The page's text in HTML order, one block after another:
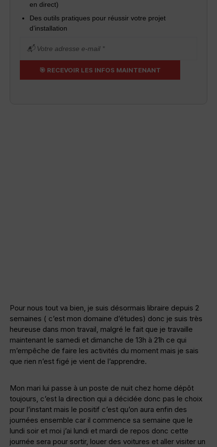
en direct)
Des outils pratiques pour réussir votre projet
d’installation
Pour nous tout va bien, je suis désormais libraire depuis 2
semaines ( c’est mon domaine d’études) donc je suis très
heureuse dans mon travail, malgré le fait que je travaille
maintenant le samedi et dimanche de 13h à 21h ce qui
m’empêche de faire les activités du moment mais je sais
que rien n’est figé je vient de l’apprendre.
Mon mari lui passe à un poste de nuit chez home dépôt
toujours, c’est la direction qui a décidée donc pas le choix
pour l’instant mais le positif c’est qu’on aura enfin des
journées ensemble car il commence sa semaine que le
lundi soir et moi j’ai lundi et mardi de repos donc cette
journée sera pour sortir, louer des voitures et aller visiter un